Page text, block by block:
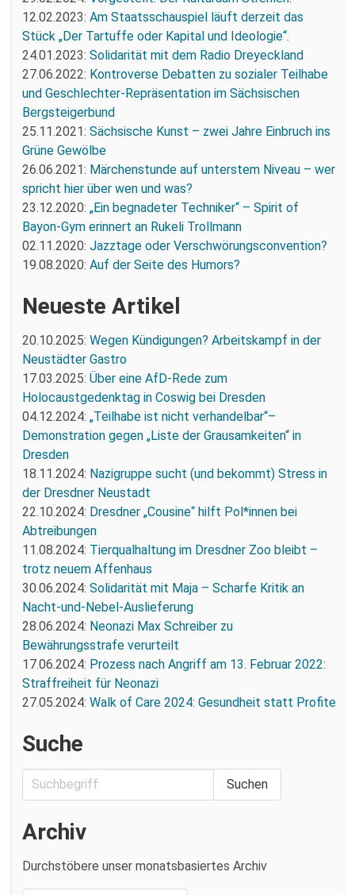
12.02.2023: Am Staatsschauspiel läuft derzeit das
Stück „Der Tartuffe oder Kapital und Ideologie“.
24.01.2023: Solidarität mit dem Radio Dreyeckland
27.06.2022: Kontroverse Debatten zu sozialer Teilhabe
und Geschlechter-Repräsentation im Sächsischen
Bergsteigerbund
25.11.2021: Sächsische Kunst – zwei Jahre Einbruch ins
Grüne Gewölbe
26.06.2021: Märchenstunde auf unterstem Niveau – wer
spricht hier über wen und was?
23.12.2020: „Ein begnadeter Techniker“ – Spirit of
Bayon-Gym erinnert an Rukeli Trollmann
02.11.2020: Jazztage oder Verschwörungsconvention?
19.08.2020: Auf der Seite des Humors?
Neueste Artikel
20.10.2025: Wegen Kündigungen? Arbeitskampf in der
Neustädter Gastro
17.03.2025: Über eine AfD-Rede zum
Holocaustgedenktag in Coswig bei Dresden
04.12.2024: „Teilhabe ist nicht verhandelbar“–
Demonstration gegen „Liste der Grausamkeiten“ in
Dresden
18.11.2024: Nazigruppe sucht (und bekommt) Stress in
der Dresdner Neustadt
22.10.2024: Dresdner „Cousine“ hilft Pol*innen bei
Abtreibungen
11.08.2024: Tierqualhaltung im Dresdner Zoo bleibt –
trotz neuem Affenhaus
30.06.2024: Solidarität mit Maja – Scharfe Kritik an
Nacht-und-Nebel-Auslieferung
28.06.2024: Neonazi Max Schreiber zu
Bewährungsstrafe verurteilt
17.06.2024: Prozess nach Angriff am 13. Februar 2022:
Straffreiheit für Neonazi
27.05.2024: Walk of Care 2024: Gesundheit statt Profite
Suche
Archiv
Durchstöbere unser monatsbasiertes Archiv